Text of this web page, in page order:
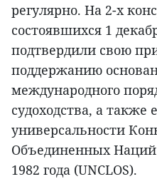
регулярно. На 2-х
состоявшихся 1
подтвердили свою
поддержанию
международного
судоходства, а также
универсальности
Объединенных
1982 года (UNCLOS).